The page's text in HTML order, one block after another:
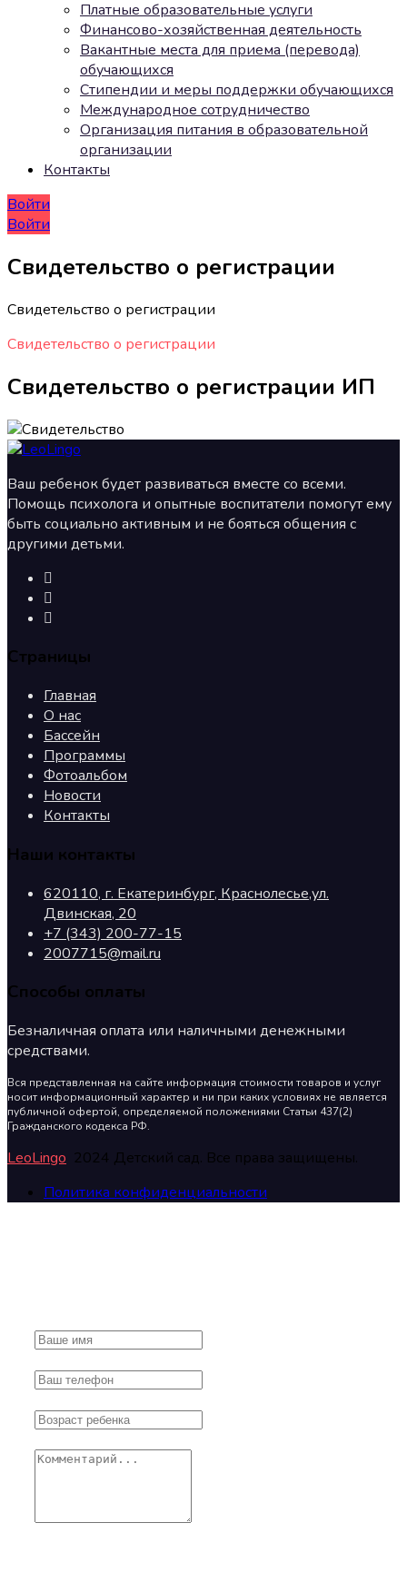
Платные образовательные услуги
Финансово-хозяйственная деятельность
Вакантные места для приема (перевода)
обучающихся
Стипендии и меры поддержки обучающихся
Международное сотрудничество
Организация питания в образовательной
организации
Контакты
Войти
Войти
Свидетельство о регистрации
Свидетельство о регистрации
Свидетельство о регистрации
Свидетельство о регистрации ИП
Ваш ребенок будет развиваться вместе со всеми.
Помощь психолога и опытные воспитатели помогут ему
быть социально активным и не бояться общения с
другими детьми.
Страницы
Главная
О нас
Бассейн
Программы
Фотоальбом
Новости
Контакты
Наши контакты
620110, г. Екатеринбург, Краснолесье,ул.
Двинская, 20
+7 (343) 200-77-15
2007715@mail.ru
Способы оплаты
Безналичная оплата или наличными денежными
средствами.
Вся представленная на сайте информация стоимости товаров и услуг
носит информационный характер и ни при каких условиях не является
публичной офертой, определяемой положениями Статьи 437(2)
Гражданского кодекса РФ.
LeoLingo 2024 Детский сад. Все права защищены.
Политика конфиденциальности